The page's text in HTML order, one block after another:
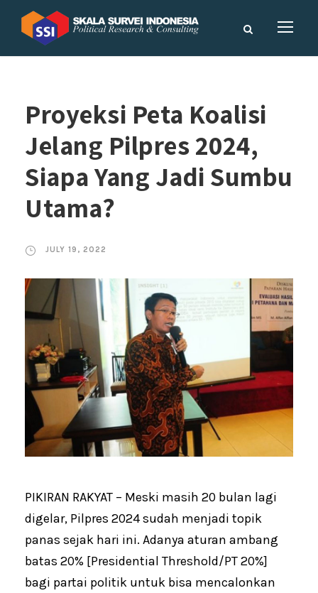
Proyeksi Peta Koalisi
Jelang Pilpres 2024,
Siapa Yang Jadi Sumbu
Utama?
JULY 19, 2022
PIKIRAN RAKYAT – Meski masih 20 bulan lagi
digelar, Pilpres 2024 sudah menjadi topik
panas sejak hari ini. Adanya aturan ambang
batas 20% [Presidential Threshold/PT 20%]
bagi partai politik untuk bisa mencalonkan